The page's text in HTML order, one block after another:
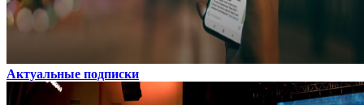
Актуальные подписки